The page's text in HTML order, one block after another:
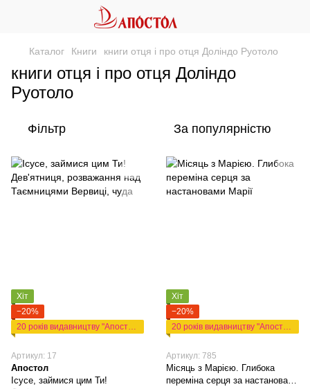
Каталог Книги книги отця і про отця Доліндо Руотоло
книги отця і про отця Доліндо
Руотоло
Фільтр За популярністю
Хіт
−20%
20 років видавництву "Апостол"
Артикул: 17
Апостол
Ісусе, займися цим Ти!
Хіт
−20%
20 років видавництву "Апостол"
Артикул: 785
Місяць з Марією. Глибока
переміна серця за настановами